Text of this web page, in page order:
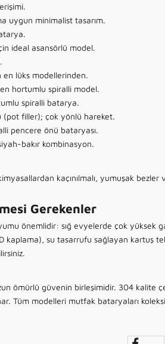
uygun minimalist tasarım.
ideal asansörlü model.
en lüks modellerinden.
hortumlu spiralli model.
spiralli batarya.
filler); çok yönlü hareket.
pencere önü bataryası.
bakır kombinasyon.
kaçınılmalı, yumuşak
Gerekenler
önemlidir: sığ evyelerde çok yüksek
kaplama), su tasarrufu sağlayan kartuş
ömürlü güvenin birleşimidir. 304 kalite
Tüm modelleri mutfak bataryaları